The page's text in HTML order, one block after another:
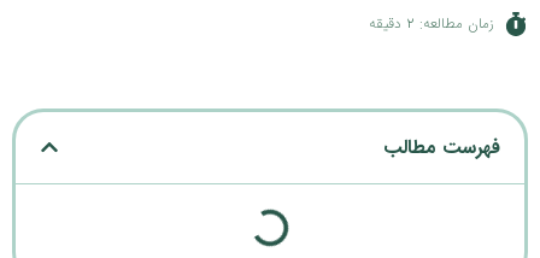
زمان مطالعه: 2 دقیقه
فهرست مطالب